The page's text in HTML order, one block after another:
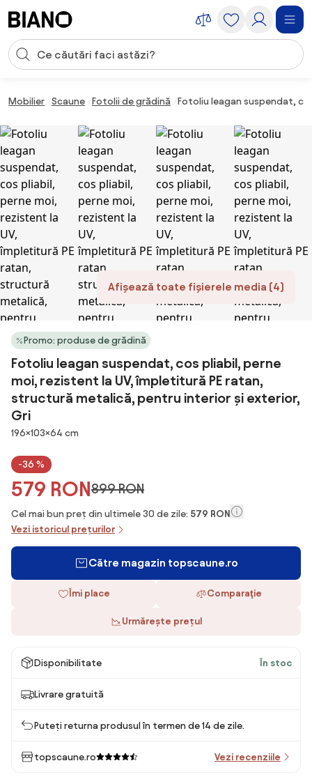
Introducerea căutării
Mobilier Scaune Fotolii de grădină Fotoliu leagan suspendat,
Afișează toate fișierele media (4)
Promo: produse de grădină
Fotoliu leagan suspendat, cos pliabil, perne
moi, rezistent la UV, împletitură PE ratan,
structură metalică, pentru interior și exterior,
Gri
Dimensiuni
196×103×64 cm
-36 %
579 RON899 RON
Cel mai bun preț din ultimele 30 de zile: 579 RON
Vezi istoricul prețurilor
Către magazin topscaune.ro
Îmi place Comparaţie
Urmărește prețul
Disponibilitate În stoc
Livrare gratuită
Puteți returna produsul în termen de 14 de zile.
topscaune.ro Vezi recenziile